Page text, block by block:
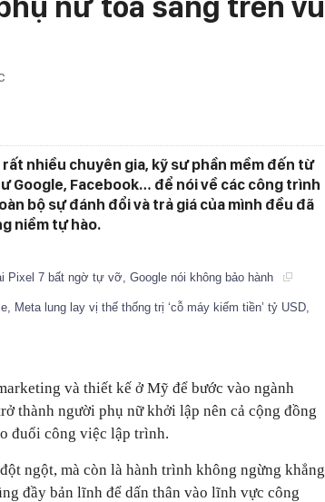
nhiều chuyên gia, kỹ sư phần mềm đến từ
Google, Facebook… để nói về các công trình
bộ sự đánh đổi và trả giá của mình đều đã
niềm tự hào.
Pixel 7 bất ngờ tự vỡ, Google nói không bảo hành
Meta lung lay vị thế thống trị ‘cỗ máy kiếm tiền’ tỷ USD,
và thiết kế ở Mỹ để bước vào ngành
thành người phụ nữ khởi lập nên cả cộng đồng
đuổi công việc lập trình.
ngột, mà còn là hành trình không ngừng khẳng
đầy bản lĩnh để dấn thân vào lĩnh vực công